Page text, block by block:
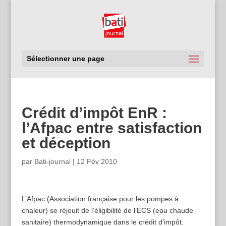
Sélectionner une page
Crédit d’impôt EnR :
l’Afpac entre satisfaction
et déception
par Bati-journal| 12 Fév 2010
L’Afpac (Association française pour les pompes à
chaleur) se réjouit de l’éligibilité de l’ECS (eau chaude
sanitaire) thermodynamique dans le crédit d’impôt.